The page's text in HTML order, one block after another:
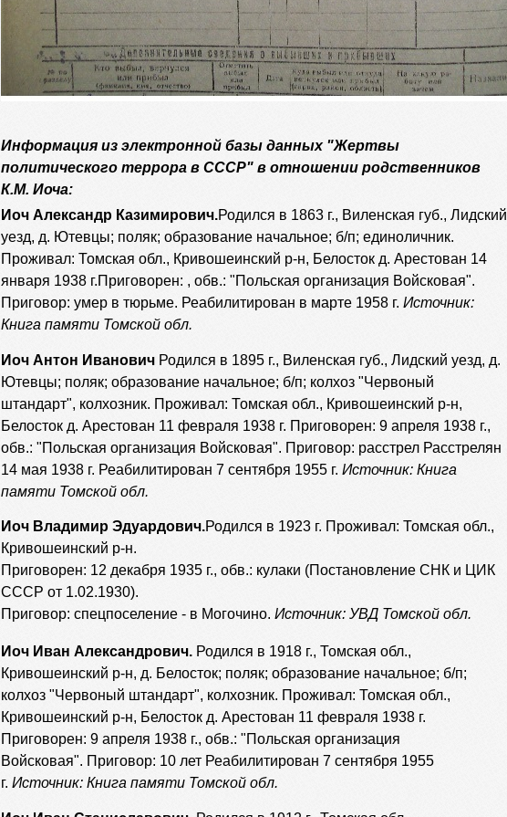
Информация из электронной базы данных "Жертвы
политического террора в СССР" в отношении родственников
К.М. Иоча:
Иоч Александр Казимирович.Родился в 1863 г., Виленская губ., Лидский
уезд, д. Ютевцы; поляк; образование начальное; б/п; единоличник.
Проживал: Томская обл., Кривошеинский р-н, Белосток д. Арестован 14
января 1938 г.Приговорен: , обв.: "Польская организация Войсковая".
Приговор: умер в тюрьме. Реабилитирован в марте 1958 г. Источник:
Книга памяти Томской обл.
Иоч Антон Иванович Родился в 1895 г., Виленская губ., Лидский уезд, д.
Ютевцы; поляк; образование начальное; б/п; колхоз "Червоный
штандарт", колхозник. Проживал: Томская обл., Кривошеинский р-н,
Белосток д. Арестован 11 февраля 1938 г. Приговорен: 9 апреля 1938 г.,
обв.: "Польская организация Войсковая". Приговор: расстрел Расстрелян
14 мая 1938 г. Реабилитирован 7 сентября 1955 г. Источник: Книга
памяти Томской обл.
Иоч Владимир Эдуардович.Родился в 1923 г. Проживал: Томская обл.,
Кривошеинский р-н.
Приговорен: 12 декабря 1935 г., обв.: кулаки (Постановление СНК и ЦИК
СССР от 1.02.1930).
Приговор: спецпоселение - в Могочино. Источник: УВД Томской обл.
Иоч Иван Александрович. Родился в 1918 г., Томская обл.,
Кривошеинский р-н, д. Белосток; поляк; образование начальное; б/п;
колхоз "Червоный штандарт", колхозник. Проживал: Томская обл.,
Кривошеинский р-н, Белосток д. Арестован 11 февраля 1938 г.
Приговорен: 9 апреля 1938 г., обв.: "Польская организация
Войсковая". Приговор: 10 лет Реабилитирован 7 сентября 1955
г. Источник: Книга памяти Томской обл.